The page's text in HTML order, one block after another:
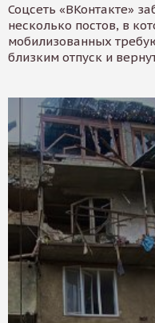
Соцсеть «ВКонтакте»
несколько постов, в
мобилизованных
близким отпуск и